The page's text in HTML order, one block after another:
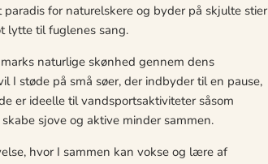
for naturelskere og byder på skjulte stier
lytte til fuglenes sang.
naturlige skønhed gennem dens
I støde på små søer, der indbyder til en pause,
er ideelle til vandsportsaktiviteter såsom
sjove og aktive minder sammen.
hvor I sammen kan vokse og lære af